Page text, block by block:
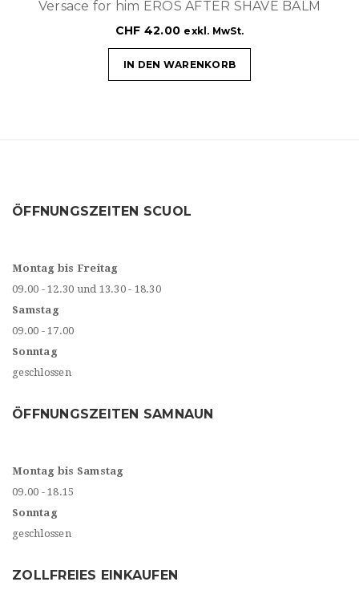
Versace for him EROS AFTER SHAVE BALM
CHF 42.00 exkl. MwSt.
IN DEN WARENKORB
ÖFFNUNGSZEITEN SCUOL
Montag bis Freitag
09.00 - 12.30 und 13.30 - 18.30
Samstag
09.00 - 17.00
Sonntag
geschlossen
ÖFFNUNGSZEITEN SAMNAUN
Montag bis Samstag
09.00 - 18.15
Sonntag
geschlossen
ZOLLFREIES EINKAUFEN